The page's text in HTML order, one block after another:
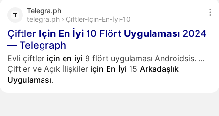
Telegra.ph
telegra.ph › Çiftler-Için-En-İyi-10
Çiftler Için En İyi 10 Flört Uygulaması 2024
— Telegraph
Evli çiftler için en iyi 9 flört uygulaması Androidsis. ...
Çiftler ve Açık İlişkiler için En İyi 15 Arkadaşlık
Uygulaması.